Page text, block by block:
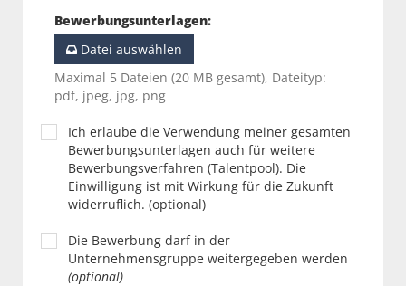
Bewerbungsunterlagen:
Datei auswählen
Maximal 5 Dateien (20 MB gesamt), Dateityp:
pdf, jpeg, jpg, png
Ich erlaube die Verwendung meiner gesamten
Bewerbungsunterlagen auch für weitere
Bewerbungsverfahren (Talentpool). Die
Einwilligung ist mit Wirkung für die Zukunft
widerruflich. (optional)
Die Bewerbung darf in der
Unternehmensgruppe weitergegeben werden
(optional)